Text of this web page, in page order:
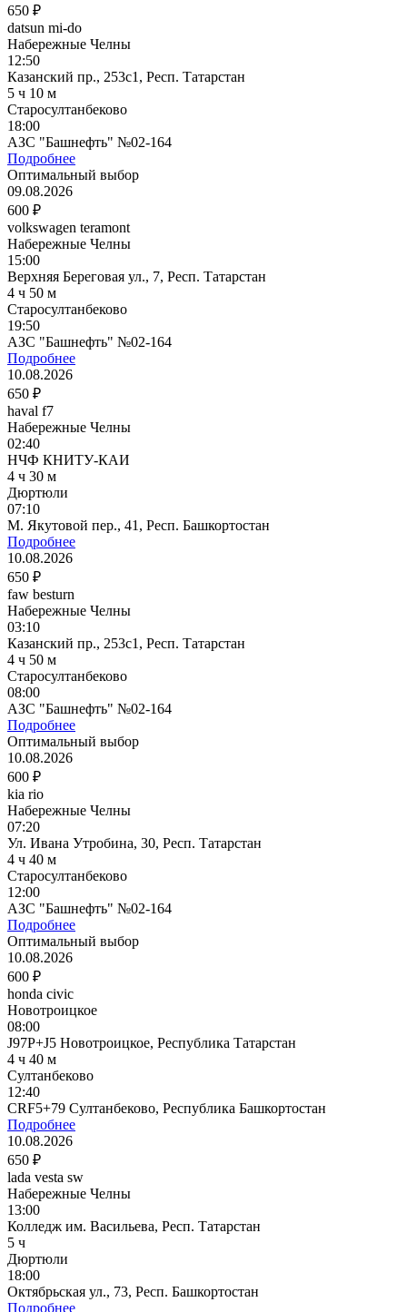
650 ₽
datsun mi-do
Набережные Челны
12:50
Казанский пр., 253с1, Респ. Татарстан
5 ч 10 м
Старосултанбеково
18:00
АЗС "Башнефть" №02-164
Подробнее
Оптимальный выбор
09.08.2026
600 ₽
volkswagen teramont
Набережные Челны
15:00
Верхняя Береговая ул., 7, Респ. Татарстан
4 ч 50 м
Старосултанбеково
19:50
АЗС "Башнефть" №02-164
Подробнее
10.08.2026
650 ₽
haval f7
Набережные Челны
02:40
НЧФ КНИТУ-КАИ
4 ч 30 м
Дюртюли
07:10
М. Якутовой пер., 41, Респ. Башкортостан
Подробнее
10.08.2026
650 ₽
faw besturn
Набережные Челны
03:10
Казанский пр., 253с1, Респ. Татарстан
4 ч 50 м
Старосултанбеково
08:00
АЗС "Башнефть" №02-164
Подробнее
Оптимальный выбор
10.08.2026
600 ₽
kia rio
Набережные Челны
07:20
Ул. Ивана Утробина, 30, Респ. Татарстан
4 ч 40 м
Старосултанбеково
12:00
АЗС "Башнефть" №02-164
Подробнее
Оптимальный выбор
10.08.2026
600 ₽
honda civic
Новотроицкое
08:00
J97P+J5 Новотроицкое, Республика Татарстан
4 ч 40 м
Султанбеково
12:40
CRF5+79 Султанбеково, Республика Башкортостан
Подробнее
10.08.2026
650 ₽
lada vesta sw
Набережные Челны
13:00
Колледж им. Васильева, Респ. Татарстан
5 ч
Дюртюли
18:00
Октябрьская ул., 73, Респ. Башкортостан
Подробнее